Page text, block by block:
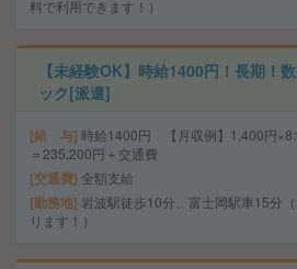
料で利用できます！）
【未経験OK】時給1400円！長期！
ック[派遣]
給 与 時給1400円 【月収例】1,400円
＝235,200円＋交通費
交通費 全額支給
勤務地 岩波駅徒歩10分、富士岡駅車15分
ります！）